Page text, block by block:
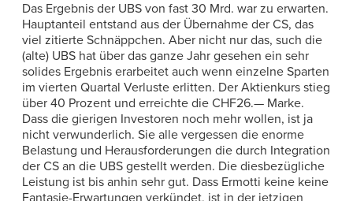
Das Ergebnis der UBS von fast 30 Mrd. war zu erwarten.
Hauptanteil entstand aus der Übernahme der CS, das
viel zitierte Schnäppchen. Aber nicht nur das, such die
(alte) UBS hat über das ganze Jahr gesehen ein sehr
solides Ergebnis erarbeitet auch wenn einzelne Sparten
im vierten Quartal Verluste erlitten. Der Aktienkurs stieg
über 40 Prozent und erreichte die CHF26.— Marke.
Dass die gierigen Investoren noch mehr wollen, ist ja
nicht verwunderlich. Sie alle vergessen die enorme
Belastung und Herausforderungen die durch Integration
der CS an die UBS gestellt werden. Die diesbezügliche
Leistung ist bis anhin sehr gut. Dass Ermotti keine keine